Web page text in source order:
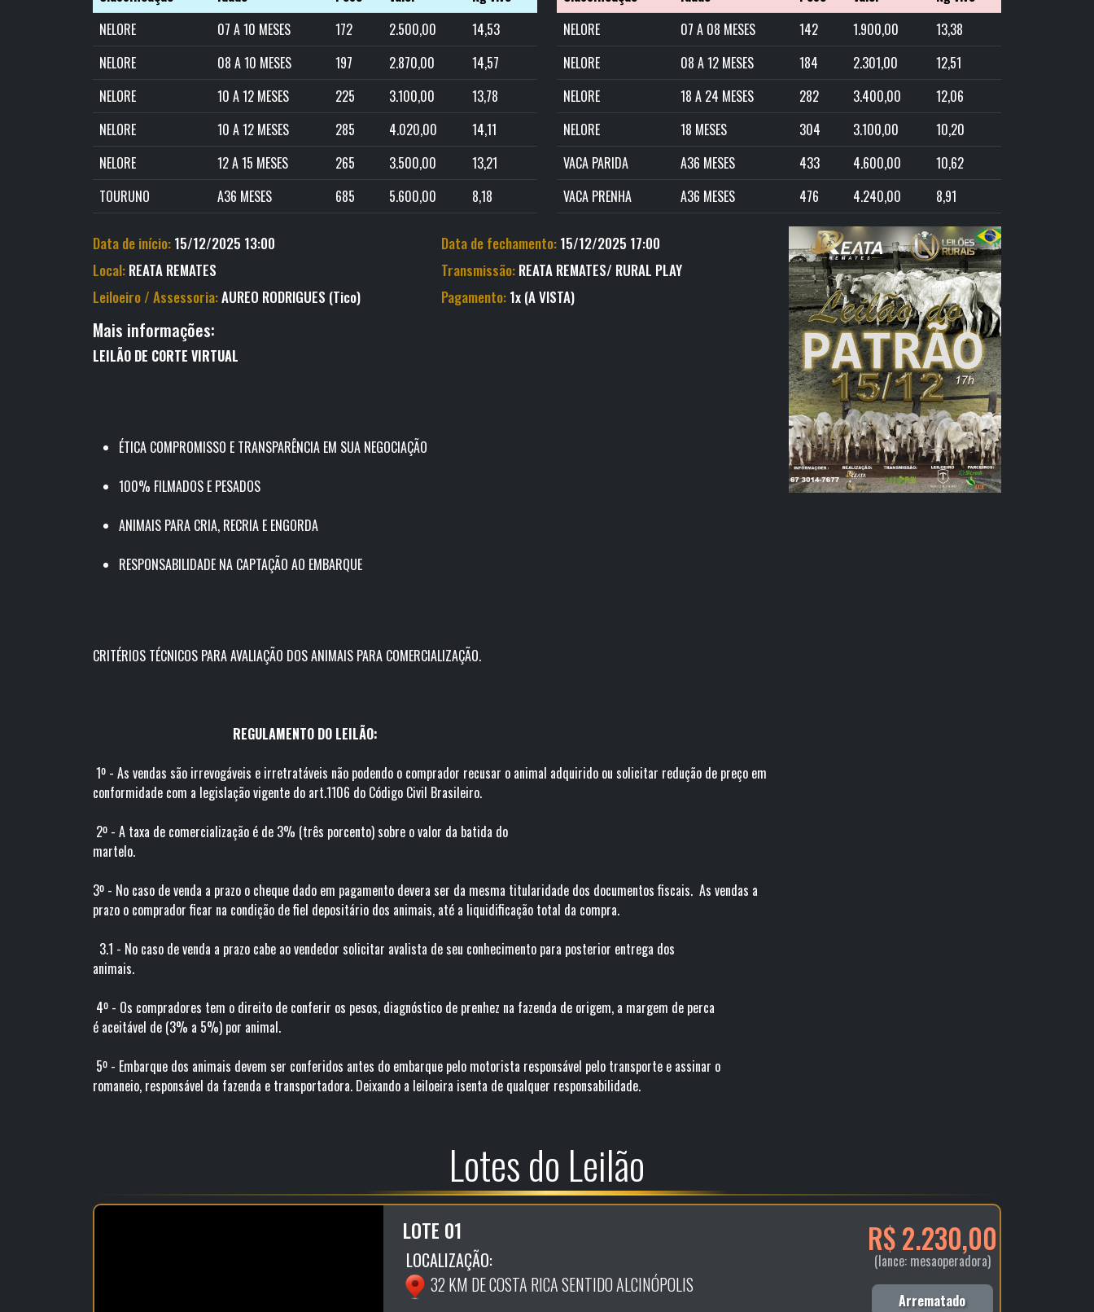
NELORE
07 A 10 MESES 172 2.500,00
14,53
NELORE
08 A 10 MESES 197 2.870,00
14,57
NELORE
10 A 12 MESES 225 3.100,00
13,78
NELORE
10 A 12 MESES 285 4.020,00
14,11
NELORE
12 A 15 MESES 265 3.500,00
13,21
TOURUNO
A36 MESES 685 5.600,00 8,18
NELORE
07 A 08 MESES 142 1.900,00
13,38
NELORE
08 A 12 MESES 184 2.301,00
12,51
NELORE
18 A 24 MESES 282 3.400,00
12,06
NELORE
18 MESES 304 3.100,00
10,20
VACA PARIDA
A36 MESES 433 4.600,00
10,62
VACA PRENHA
A36 MESES 476 4.240,00 8,91
Data de início: 15/12/2025 13:00 Data de fechamento: 15/12/2025 17:00
Local: REATA REMATES Transmissão: REATA REMATES/ RURAL PLAY
Leiloeiro / Assessoria:AUREO RODRIGUES (Tico) Pagamento: 1x (A VISTA)
Mais informações:
LEILÃO DE CORTE VIRTUAL
ÉTICA COMPROMISSO E TRANSPARÊNCIA EM SUA NEGOCIAÇÃO
100% FILMADOS E PESADOS
ANIMAIS PARA CRIA, RECRIA E ENGORDA
RESPONSABILIDADE NA CAPTAÇÃO AO EMBARQUE
CRITÉRIOS TÉCNICOS PARA AVALIAÇÃO DOS ANIMAIS PARA COMERCIALIZAÇÃO.
REGULAMENTO DO LEILÃO:
1º - As vendas são irrevogáveis e irretratáveis não podendo o comprador recusar o animal adquirido ou solicitar redução de preço em
conformidade com a legislação vigente do art.1106 do Código Civil Brasileiro.
2º - A taxa de comercialização é de 3% (três porcento) sobre o valor da batida do
martelo.
3º - No caso de venda a prazo o cheque dado em pagamento devera ser da mesma titularidade dos documentos fiscais. As vendas a
prazo o comprador ficar na condição de fiel depositário dos animais, até a liquidificação total da compra.
3.1 - No caso de venda a prazo cabe ao vendedor solicitar avalista de seu conhecimento para posterior entrega dos
animais.
4º - Os compradores tem o direito de conferir os pesos, diagnóstico de prenhez na fazenda de origem, a margem de perca
é aceitável de (3% a 5%) por animal.
5º - Embarque dos animais devem ser conferidos antes do embarque pelo motorista responsável pelo transporte e assinar o
romaneio, responsável da fazenda e transportadora. Deixando a leiloeira isenta de qualquer responsabilidade.
Lotes do Leilão
LOTE 01
LOCALIZAÇÃO:
32 KM DE COSTA RICA SENTIDO ALCINÓPOLIS
R$ 2.230,00
(lance: mesaoperadora)
Arrematado